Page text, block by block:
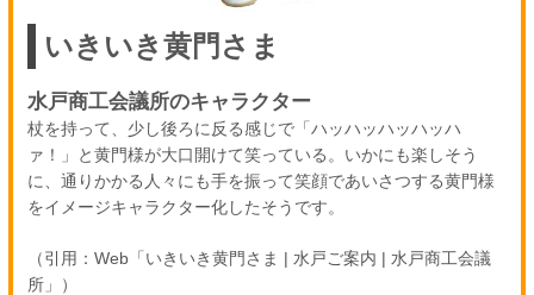
いきいき黄門さま
水戸商工会議所のキャラクター
杖を持って、少し後ろに反る感じで「ハッハッハッハッハ
ァ！」と黄門様が大口開けて笑っている。いかにも楽しそう
に、通りかかる人々にも手を振って笑顔であいさつする黄門様
をイメージキャラクター化したそうです。
（引用：Web「いきいき黄門さま | 水戸ご案内 | 水戸商工会議
所」）